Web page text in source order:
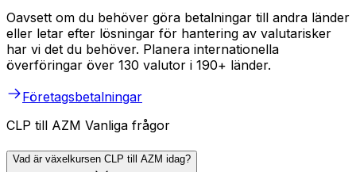
Oavsett om du behöver göra betalningar till andra länder
eller letar efter lösningar för hantering av valutarisker
har vi det du behöver. Planera internationella
överföringar över 130 valutor i 190+ länder.
Företagsbetalningar
CLP till AZM Vanliga frågor
Vad är växelkursen CLP till AZM idag?